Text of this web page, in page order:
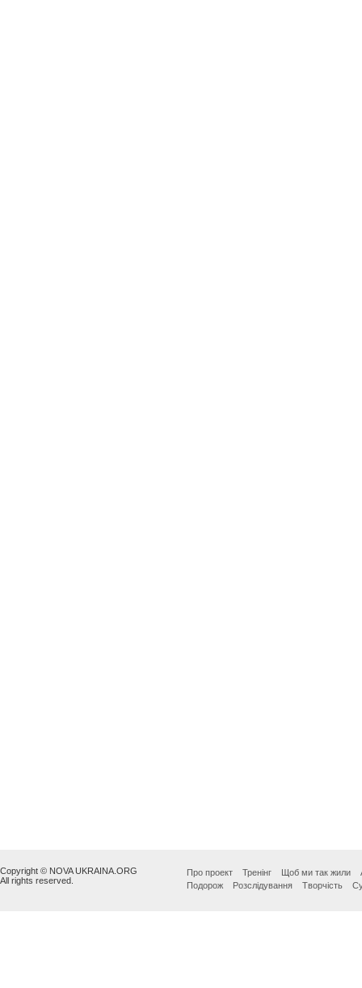
Copyright © NOVA UKRAINA.ORG
All rights reserved.
Про проект Тренінг Щоб ми так жили
Подорож
Розслідування Творчість